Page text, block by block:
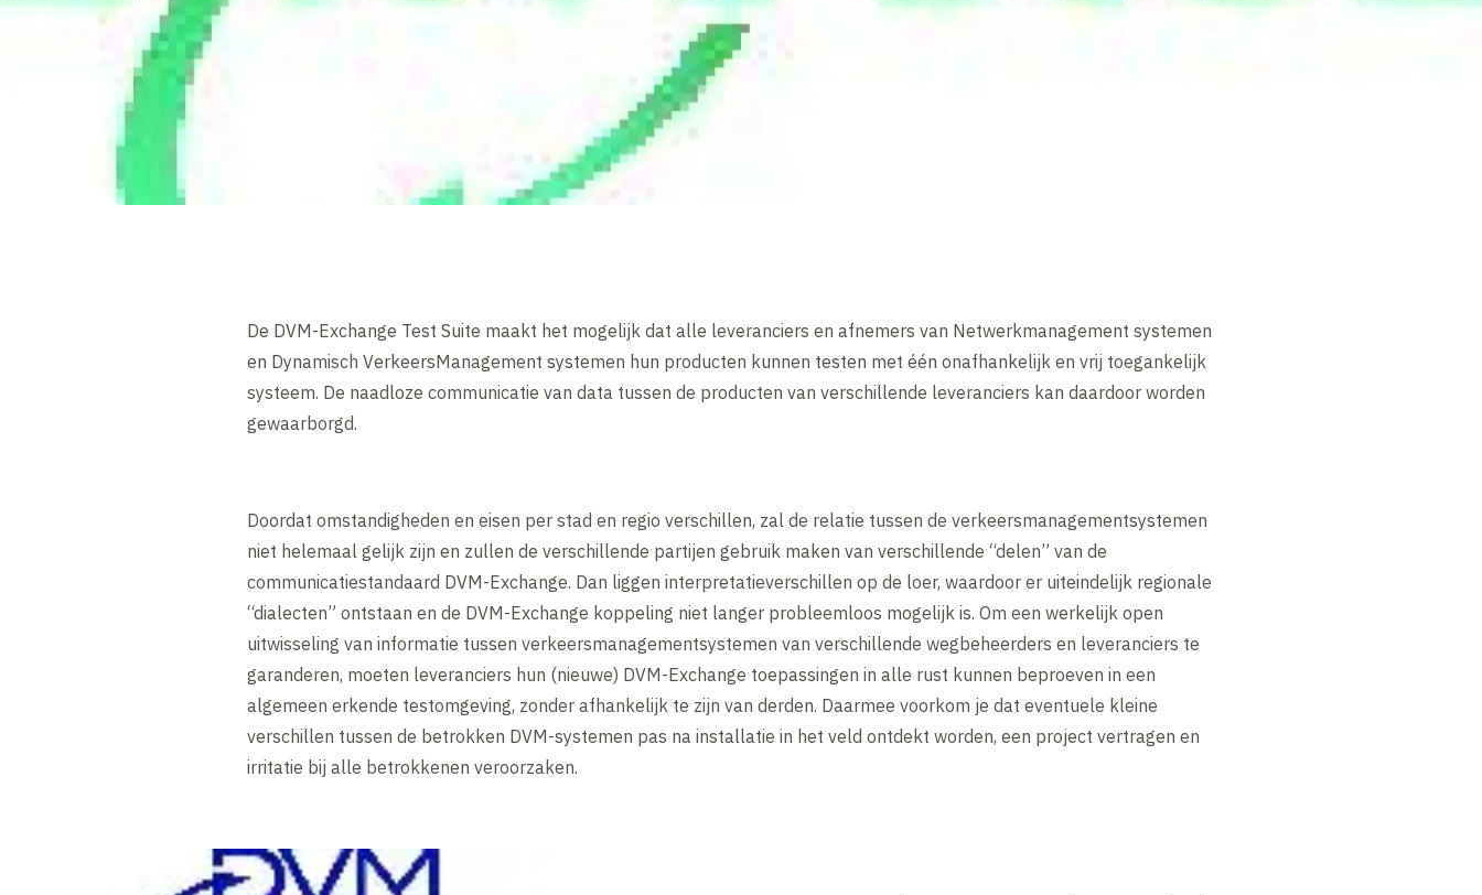
De DVM-Exchange Test Suite maakt het mogelijk dat alle leveranciers en afnemers van Netwerkmanagement systemen
en Dynamisch VerkeersManagement systemen hun producten kunnen testen met één onafhankelijk en vrij toegankelijk
systeem. De naadloze communicatie van data tussen de producten van verschillende leveranciers kan daardoor worden
gewaarborgd.
Doordat omstandigheden en eisen per stad en regio verschillen, zal de relatie tussen de verkeersmanagementsystemen
niet helemaal gelijk zijn en zullen de verschillende partijen gebruik maken van verschillende “delen” van de
communicatiestandaard DVM-Exchange. Dan liggen interpretatieverschillen op de loer, waardoor er uiteindelijk regionale
“dialecten” ontstaan en de DVM-Exchange koppeling niet langer probleemloos mogelijk is. Om een werkelijk open
uitwisseling van informatie tussen verkeersmanagementsystemen van verschillende wegbeheerders en leveranciers te
garanderen, moeten leveranciers hun (nieuwe) DVM-Exchange toepassingen in alle rust kunnen beproeven in een
algemeen erkende testomgeving, zonder afhankelijk te zijn van derden. Daarmee voorkom je dat eventuele kleine
verschillen tussen de betrokken DVM-systemen pas na installatie in het veld ontdekt worden, een project vertragen en
irritatie bij alle betrokkenen veroorzaken.